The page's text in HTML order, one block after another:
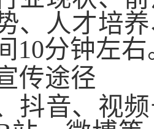
、人才培
10分钟左右
传途径
抖音、视